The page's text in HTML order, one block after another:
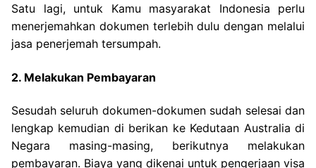
Satu lagi, untuk Kamu masyarakat Indonesia perlu
menerjemahkan dokumen terlebih dulu dengan melalui
jasa penerjemah tersumpah.
2. Melakukan Pembayaran
Sesudah seluruh dokumen-dokumen sudah selesai dan
lengkap kemudian di berikan ke Kedutaan Australia di
Negara masing-masing, berikutnya melakukan
pembayaran. Biaya yang dikenai untuk pengerjaan visa